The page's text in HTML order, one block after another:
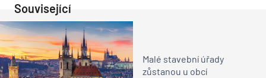
Související
Malé stavební úřady
zůstanou u obcí